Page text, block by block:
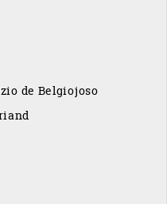
de Belgiojoso